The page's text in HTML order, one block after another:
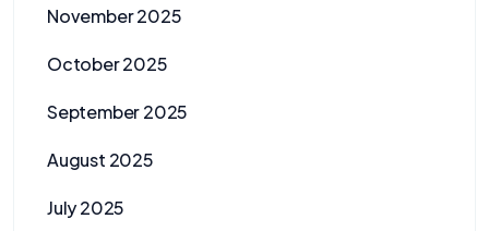
November 2025
October 2025
September 2025
August 2025
July 2025